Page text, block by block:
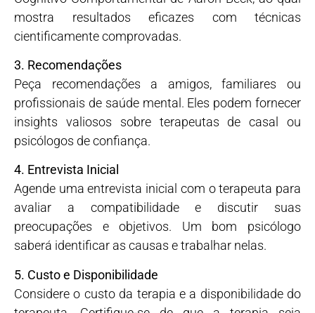
mostra resultados eficazes com técnicas
cientificamente comprovadas.
3. Recomendações
Peça recomendações a amigos, familiares ou
profissionais de saúde mental. Eles podem fornecer
insights valiosos sobre terapeutas de casal ou
psicólogos de confiança.
4. Entrevista Inicial
Agende uma entrevista inicial com o terapeuta para
avaliar a compatibilidade e discutir suas
preocupações e objetivos. Um bom psicólogo
saberá identificar as causas e trabalhar nelas.
5. Custo e Disponibilidade
Considere o custo da terapia e a disponibilidade do